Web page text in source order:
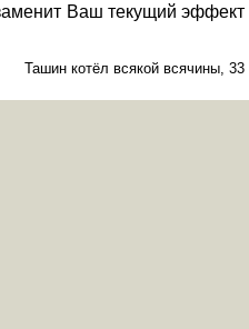
Ваш текущий эффект
Ташин котёл всякой всячины, 33